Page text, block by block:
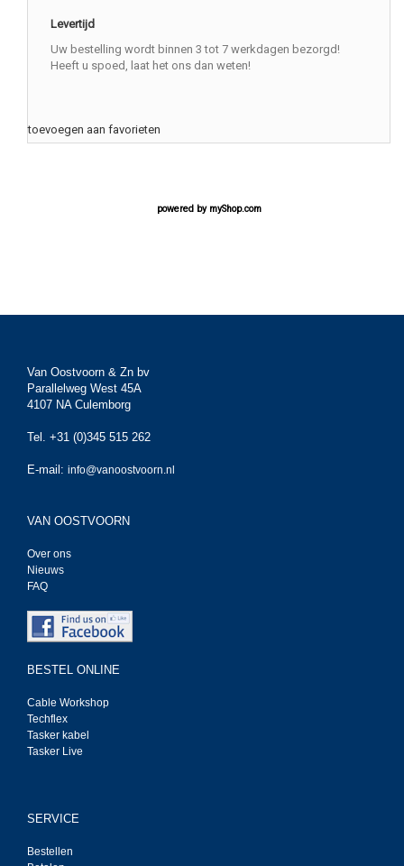
Levertijd
Uw bestelling wordt binnen 3 tot 7 werkdagen bezorgd!
Heeft u spoed, laat het ons dan weten!
toevoegen aan favorieten
powered by myShop.com
Van Oostvoorn & Zn bv
Parallelweg West 45A
4107 NA Culemborg
Tel. +31 (0)345 515 262
E-mail: info@vanoostvoorn.nl
VAN OOSTVOORN
Over ons
Nieuws
FAQ
BESTEL ONLINE
Cable Workshop
Techflex
Tasker kabel
Tasker Live
SERVICE
Bestellen